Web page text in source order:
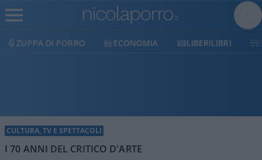
ECONOMIA LIBERILIBRI SHOP SOSTIENICI
CULTURA, TV E SPETTACOLI
I 70 ANNI DEL CRITICO D'ARTE